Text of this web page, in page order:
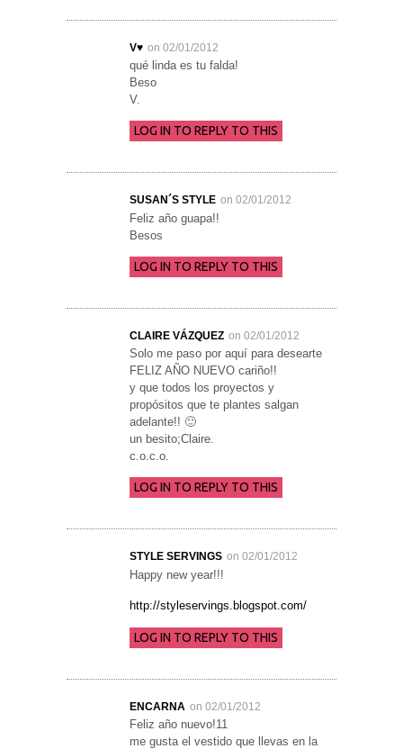
V♥ on 02/01/2012
qué linda es tu falda!
Beso
V.
LOG IN TO REPLY TO THIS
SUSAN´S STYLE on 02/01/2012
Feliz año guapa!!
Besos
LOG IN TO REPLY TO THIS
CLAIRE VÁZQUEZ on 02/01/2012
Solo me paso por aquí para desearte
FELIZ AÑO NUEVO cariño!!
y que todos los proyectos y
propósitos que te plantes salgan
adelante!! 🙂
un besito;Claire.
c.o.c.o.
LOG IN TO REPLY TO THIS
STYLE SERVINGS on 02/01/2012
Happy new year!!!
http://styleservings.blogspot.com/
LOG IN TO REPLY TO THIS
ENCARNA on 02/01/2012
Feliz año nuevo!11
me gusta el vestido que llevas en la